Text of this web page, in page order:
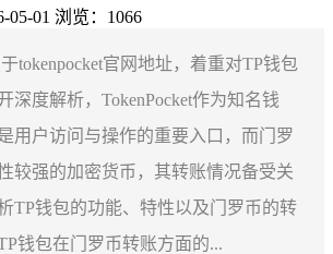
05-01 浏览：1066
tokenpocket官网地址，着重对TP钱包
深度解析，TokenPocket作为知名钱
用户访问与操作的重要入口，而门罗
较强的加密货币，其转账情况备受关
TP钱包的功能、特性以及门罗币的转
钱包在门罗币转账方面的...